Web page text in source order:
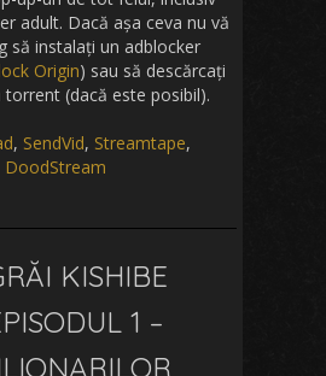
adult. Dacă așa ceva nu vă
să instalați un adblocker
Origin) sau să descărcați
torrent (dacă este posibil).
, SendVid, Streamtape,
DoodStream
KISHIBE
1 –